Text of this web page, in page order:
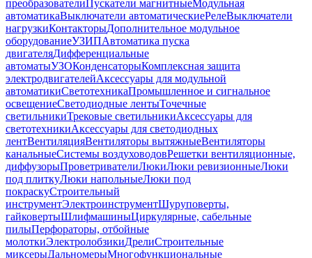
преобразователиПускатели магнитныеМодульная
автоматикаВыключатели автоматическиеРелеВыключатели
нагрузкиКонтакторыДополнительное модульное
оборудованиеУЗИПАвтоматика пуска
двигателяДифференциальные
автоматыУЗОКонденсаторыКомплексная защита
электродвигателейАксессуары для модульной
автоматикиСветотехникаПромышленное и сигнальное
освещениеСветодиодные лентыТочечные
светильникиТрековые светильникиАксессуары для
светотехникиАксессуары для светодиодных
лентВентиляцияВентиляторы вытяжныеВентиляторы
канальныеСистемы воздуховодовРешетки вентиляционные,
диффузорыПроветривателиЛюкиЛюки ревизионныеЛюки
под плиткуЛюки напольныеЛюки под
покраскуСтроительный
инструментЭлектроинструментШуруповерты,
гайковертыШлифмашиныЦиркулярные, сабельные
пилыПерфораторы, отбойные
молоткиЭлектролобзикиДрелиСтроительные
миксерыДальномерыМногофункциональные